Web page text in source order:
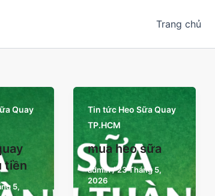
Trang chủ
Quay
tiền
5,
Tin tức Heo Sữa Quay
TP.HCM
mua heo sữa
admin/23 Tháng 5,
2026